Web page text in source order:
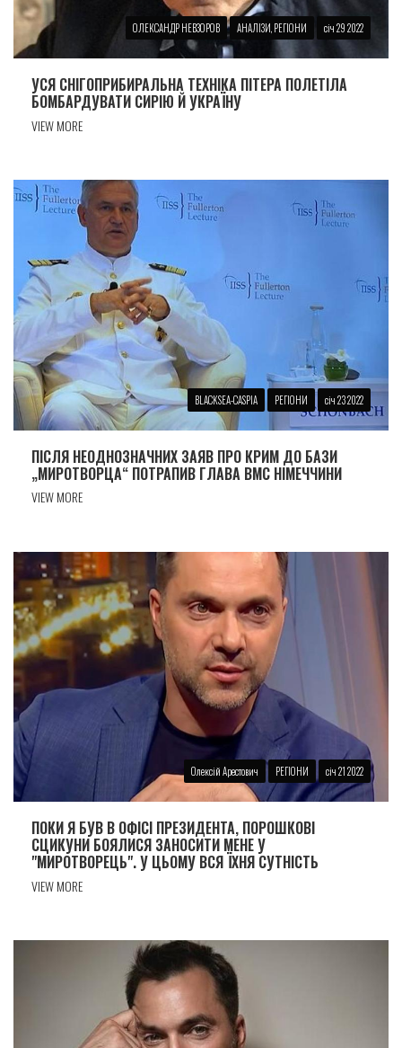
ОЛЕКСАНДР НЕВЗОРОВ АНАЛІЗИ, РЕГІОНИ січ 29 2022
УСЯ СНІГОПРИБИРАЛЬНА ТЕХНІКА ПІТЕРА ПОЛЕТІЛА
БОМБАРДУВАТИ СИРІЮ Й УКРАЇНУ
VIEW MORE
BLACKSEA-CASPIA РЕГІОНИ січ 23 2022
ПIСЛЯ НЕОДНОЗНАЧНИХ ЗАЯВ ПРО КРИМ ДО БАЗИ
„МИРОТВОРЦА“ ПОТРАПИВ ГЛАВА ВМС НIМЕЧЧИНИ
VIEW MORE
Олексiй Арестович РЕГІОНИ січ 21 2022
ПОКИ Я БУВ В ОФІСІ ПРЕЗИДЕНТА, ПОРОШКОВІ
СЦИКУНИ БОЯЛИСЯ ЗАНОСИТИ МЕНЕ У
"МИРОТВОРЕЦЬ". У ЦЬОМУ ВСЯ ЇХНЯ СУТНІСТЬ
VIEW MORE